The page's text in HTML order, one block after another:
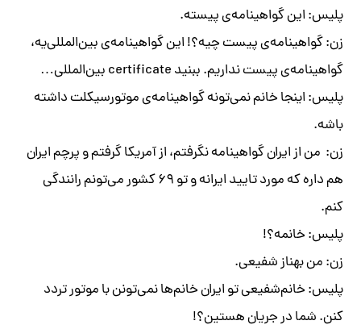
پلیس: این گواهینامه‌ی پیسته.
زن: گواهینامه‌ی پیست چیه؟! این گواهینامه‌ی بین‌المللی‌یه،
گواهینامه‌ی پیست نداریم. ببنید certificate بین‌المللی…
پلیس: اینجا خانم نمی‌تونه گواهینامه‌ی موتورسیکلت داشته
باشه.
زن: من از ایران گواهینامه نگرفتم، از آمریکا گرفتم و پرچم ایران
هم داره که مورد تایید ایرانه و تو ۶۹ کشور می‌تونم رانندگی
کنم.
پلیس: خانمه؟!
زن: من بهناز شفیعی.
پلیس: خانم‌شفیعی تو ایران خانم‌ها‌ نمی‌تونن با موتور تردد
کنن. شما در جریان هستین؟!